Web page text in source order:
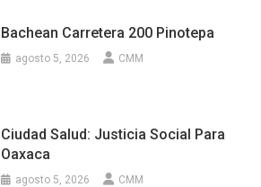
Bachean Carretera 200 Pinotepa
agosto 5, 2026 CMM
Ciudad Salud: Justicia Social Para
Oaxaca
agosto 5, 2026 CMM